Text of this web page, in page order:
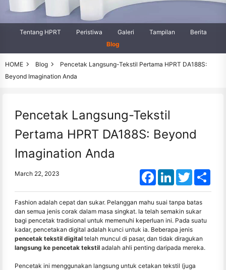
Tentang HPRT Peristiwa Galeri Tampilan
Berita
Blog
HOME Blog
Pencetak Langsung-Tekstil Pertama HPRT DA188S:
Beyond Imagination Anda
Pencetak Langsung-Tekstil
Pertama HPRT DA188S: Beyond
Imagination Anda
March 22, 2023 FacebookLinkedInTwitter
Fashion adalah cepat dan sukar. Pelanggan mahu suai tanpa batas
dan semua jenis corak dalam masa singkat. Ia telah semakin sukar
bagi pencetak tradisional untuk memenuhi keperluan ini. Pada suatu
kadar, pencetakan digital adalah kunci untuk ia. Beberapa jenis
pencetak tekstil digital telah muncul di pasar, dan tidak diragukan
langsung ke pencetak tekstil adalah ahli penting daripada mereka.
Pencetak ini menggunakan langsung untuk cetakan tekstil (juga